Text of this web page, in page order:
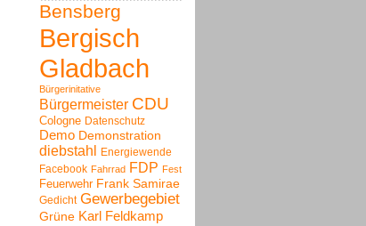
Bensberg
Bergisch
Gladbach
Bürgerinitative
Bürgermeister CDU
Cologne Datenschutz
Demo Demonstration
diebstahl Energiewende
Facebook Fahrrad FDP Fest
Feuerwehr Frank Samirae
Gedicht Gewerbegebiet
Grüne Karl Feldkamp